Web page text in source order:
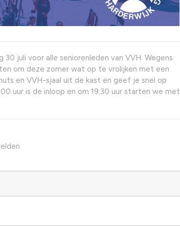
juli voor alle seniorenleden van VVH. Wegens
om deze zomer wat op te vrolijken met een
en VVH-sjaal uit de kast en geef je snel op
uur is de inloop en om 19:30 uur starten we met